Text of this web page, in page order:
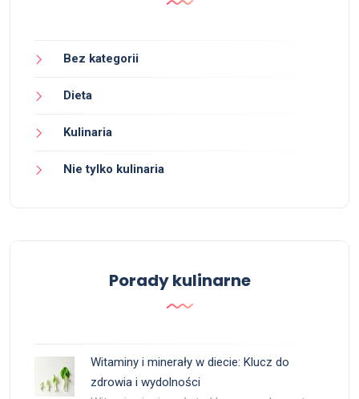
Bez kategorii
Dieta
Kulinaria
Nie tylko kulinaria
Porady kulinarne
Witaminy i minerały w diecie: Klucz do
zdrowia i wydolności